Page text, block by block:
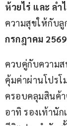
ห้วยไร่ และ ลำ
ความสุขให้กับลู
กรกฎาคม 2569
ควบคู่กับความส
คุ้มค่าผ่านโปรโ
ครอบคลุมสินค้
อาทิ รองเท้านัก